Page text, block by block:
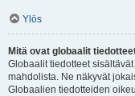
Ylös
Mitä ovat globaalit
Globaalit tiedotteet
mahdolista. Ne näkyvät
Globaalien tiedotteiden